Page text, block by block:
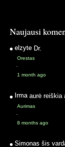
Naujausi
elzyte Dr.
Orestas
·
1 month ago
Irma aurė reiškia
Aurimas
·
8 months ago
Simonas šis